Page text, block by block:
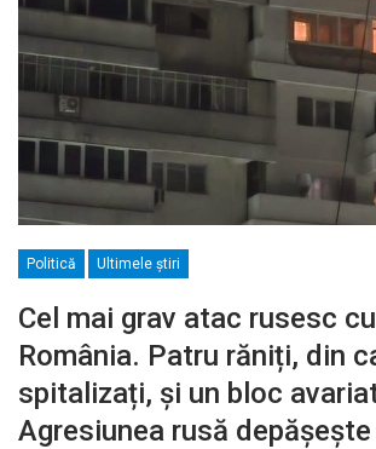
Politică Ultimele ştiri
Cel mai grav atac rusesc
România. Patru răniți, din
spitalizați, și un bloc
Agresiunea rusă